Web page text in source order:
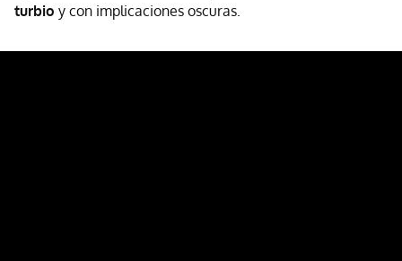
turbio y con implicaciones oscuras.